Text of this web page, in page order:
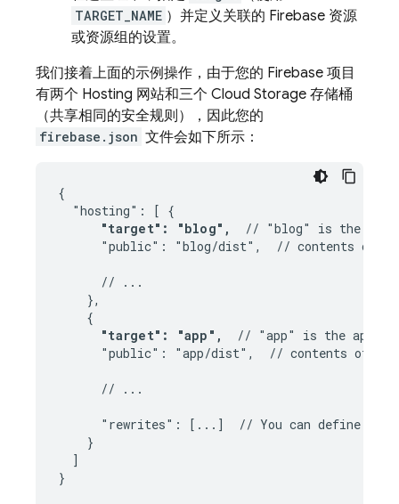
TARGET_NAME ）并定义关联的 Firebase 资源
或资源组的设置。
我们接着上面的示例操作，由于您的 Firebase 项目
有两个 Hosting 网站和三个 Cloud Storage 存储桶
（共享相同的安全规则），因此您的
firebase.json 文件会如下所示：
{
  "hosting": [ {
"target": "blog",
// "blog" is the
"public": "blog/dist",  // contents of
      // ...
    },
    {
"target": "app",
// "app" is the
"public": "app/dist",  // contents of
      // ...
"rewrites": [...]  // You can define
    }
  ]
}